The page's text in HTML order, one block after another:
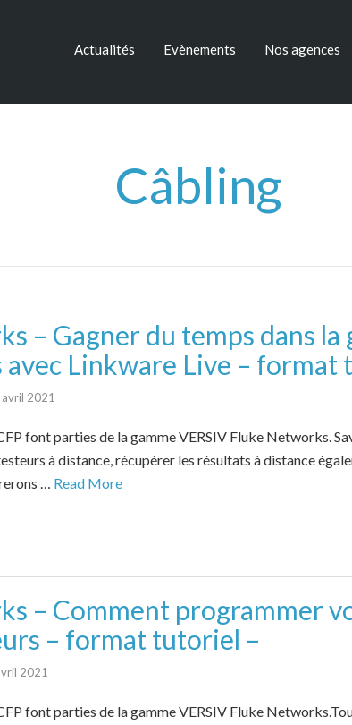
Actualités Evènements Nos agences
Câbling
– Gagner du temps dans la
avec Linkware Live – format
2021
font parties de la gamme VERSIV Fluke Networks.
à distance, récupérer les résultats à distance
… Read More
– Comment programmer
– format tutoriel –
2021
font parties de la gamme VERSIV Fluke